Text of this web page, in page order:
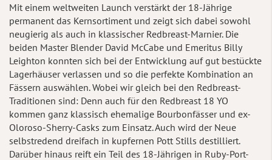
Mit einem weltweiten Launch verstärkt der 18-Jährige
permanent das Kernsortiment und zeigt sich dabei sowohl
neugierig als auch in klassischer Redbreast-Marnier. Die
beiden Master Blender David McCabe und Emeritus Billy
Leighton konnten sich bei der Entwicklung auf gut bestückte
Lagerhäuser verlassen und so die perfekte Kombination an
Fässern auswählen. Wobei wir gleich bei den Redbreast-
Traditionen sind: Denn auch für den Redbreast 18 YO
kommen ganz klassisch ehemalige Bourbonfässer und ex-
Oloroso-Sherry-Casks zum Einsatz. Auch wird der Neue
selbstredend dreifach in kupfernen Pott Stills destilliert.
Darüber hinaus reift ein Teil des 18-Jährigen in Ruby-Port-